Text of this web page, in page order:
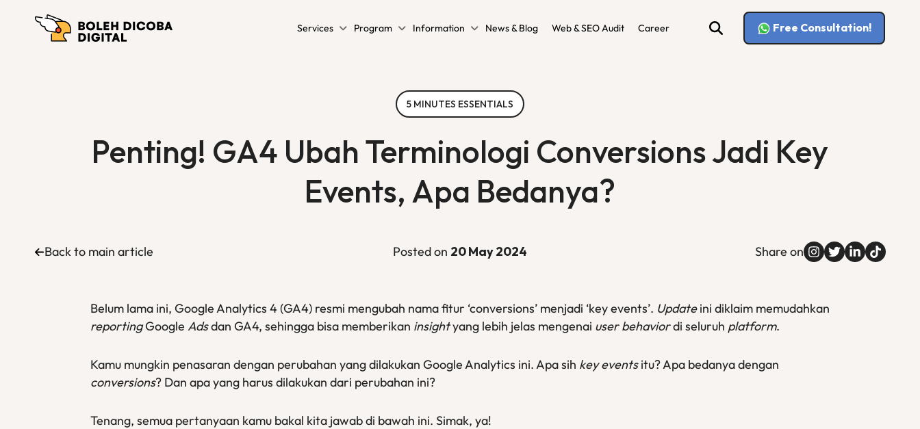
Services Program Information News & Blog Web & SEO Audit Career Free Consultation!
5 MINUTES ESSENTIALS
Penting! GA4 Ubah Terminologi Conversions Jadi Key
Events, Apa Bedanya?
Back to main article Posted on 20 May 2024 Share on
Belum lama ini, Google Analytics 4 (GA4) resmi mengubah nama fitur ‘conversions’ menjadi ‘key events’. Updateini diklaim memudahkan
reportingGoogle Adsdan GA4, sehingga bisa memberikan insightyang lebih jelas mengenai user behaviordi seluruh platform.
Kamu mungkin penasaran dengan perubahan yang dilakukan Google Analytics ini. Apa sih key eventsitu? Apa bedanya dengan
conversions? Dan apa yang harus dilakukan dari perubahan ini?
Tenang, semua pertanyaan kamu bakal kita jawab di bawah ini. Simak, ya!